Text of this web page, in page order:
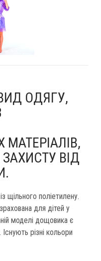
ОДЯГУ,
ВІД
щільного поліетилену.
для дітей у
моделі дощовика є
різні кольори